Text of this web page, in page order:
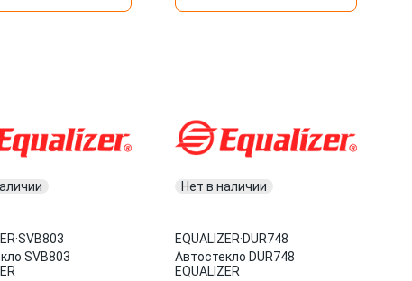
·SVB803
SVB803
Нет в наличии
EQUALIZER·DUR748
Автостекло DUR748
EQUALIZER